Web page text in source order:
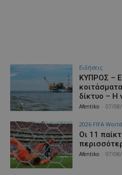
Ειδήσεις
ΚΥΠΡΟΣ –
δίκτυο – Η
Afentiko 07/
2026 FIFA
Οι 11
Afentiko 07/